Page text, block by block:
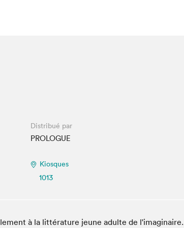
Distribué par
PROLOGUE
Kiosques
1013
à la littérature jeune adulte de l'imaginaire.